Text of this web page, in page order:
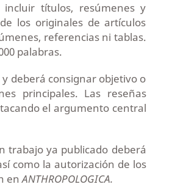
títulos, resúmenes y
los originales de artículos
referencias ni tablas.
palabras.
deberá consignar objetivo o
principales. Las reseñas
el argumento central
trabajo ya publicado deberá
como la autorización de los
enANTHROPOLOGICA.